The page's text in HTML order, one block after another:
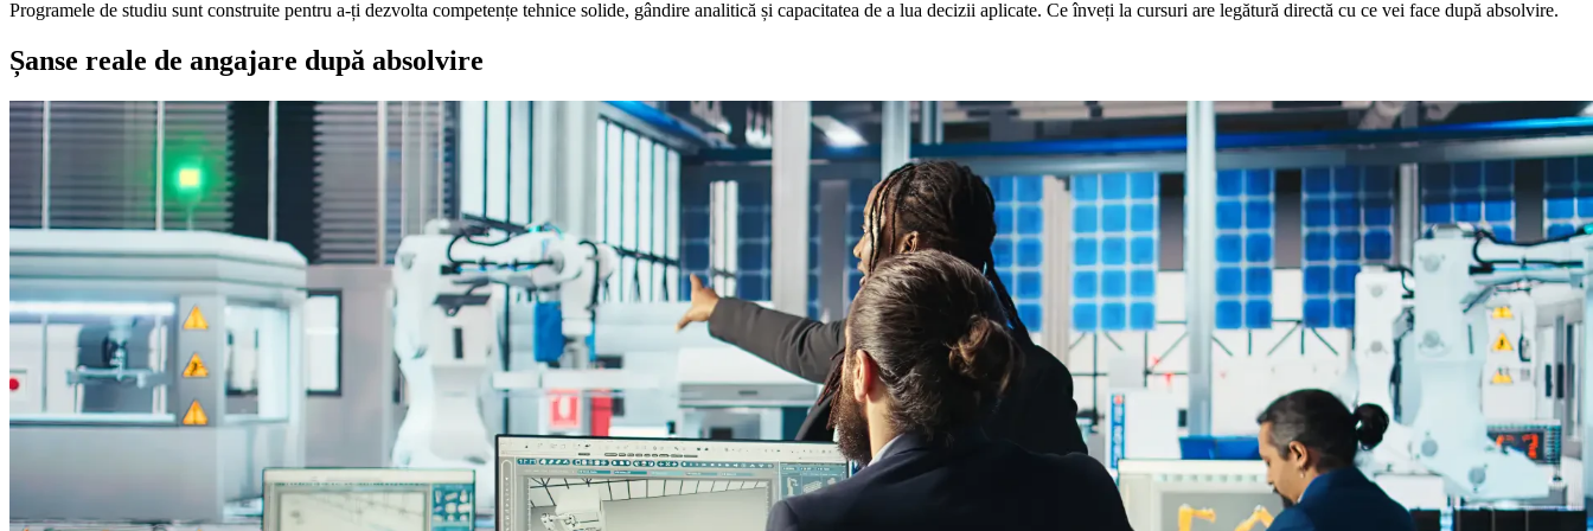
Programele de studiu sunt construite pentru a-ți dezvolta competențe tehnice solide, gândire analitică și capacitatea de a lua decizii aplicate. Ce înveți la cursuri are legătură directă cu ce vei face după absolvire.
Șanse reale de angajare după absolvire